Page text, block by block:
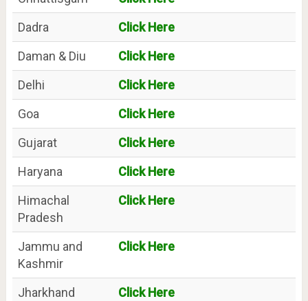
Dadra
Click Here
Daman & Diu
Click Here
Delhi
Click Here
Goa
Click Here
Gujarat
Click Here
Haryana
Click Here
Himachal
Pradesh
Click Here
Jammu and
Kashmir
Click Here
Jharkhand
Click Here